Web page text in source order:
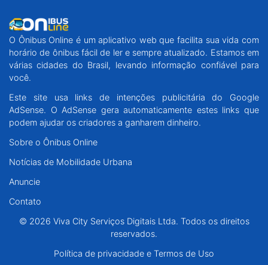
O Ônibus Online é um aplicativo web que facilita sua vida com
horário de ônibus fácil de ler e sempre atualizado. Estamos em
várias cidades do Brasil, levando informação confiável para
você.
Este site usa links de intenções publicitária do Google
AdSense. O AdSense gera automaticamente estes links que
podem ajudar os criadores a ganharem dinheiro.
Sobre o Ônibus Online
Notícias de Mobilidade Urbana
Anuncie
Contato
© 2026 Viva City Serviços Digitais Ltda. Todos os direitos
reservados.
Política de privacidade e Termos de Uso